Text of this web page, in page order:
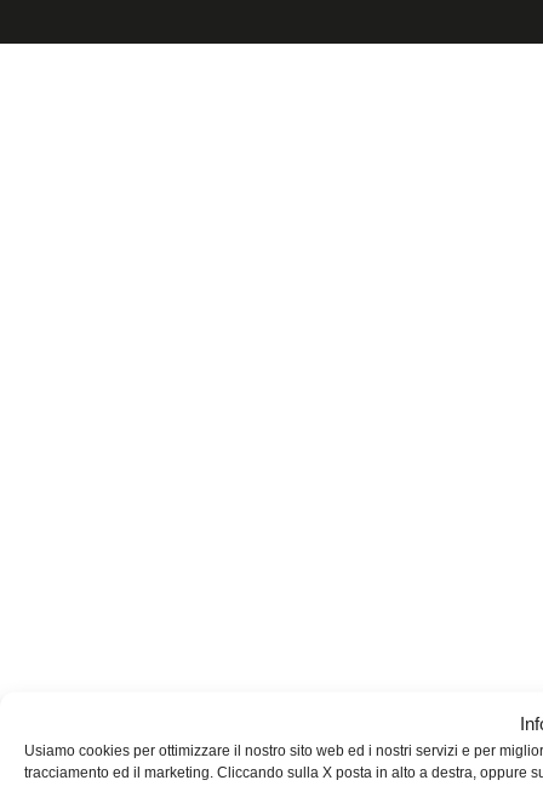
Usiamo cookies per ottimizzare il nostro sito web ed i nostri servizi e per
tracciamento ed il marketing. Cliccando sulla X posta in alto a destra,